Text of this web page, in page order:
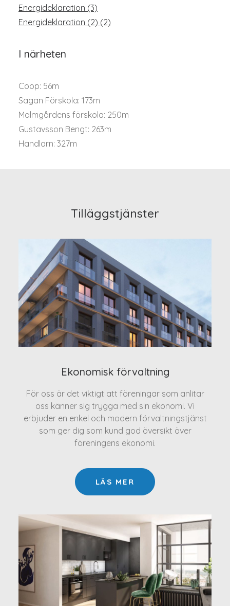
Energideklaration (3)
Energideklaration (2) (2)
I närheten
Coop: 56m
Sagan Förskola: 173m
Malmgårdens förskola: 250m
Gustavsson Bengt: 263m
Handlarn: 327m
Tilläggstjänster
Ekonomisk förvaltning
För oss är det viktigt att föreningar som anlitar
oss känner sig trygga med sin ekonomi. Vi
erbjuder en enkel och modern förvaltningstjänst
som ger dig som kund god översikt över
föreningens ekonomi.
LÄS MER